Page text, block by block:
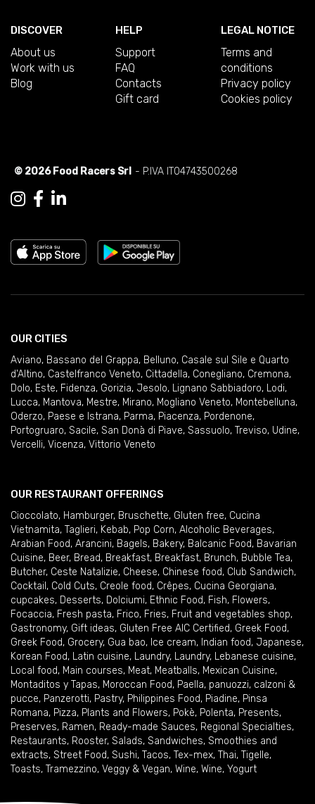
DISCOVER
About us
Work with us
Blog
HELP
Support
FAQ
Contacts
Gift card
LEGAL NOTICE
Terms and
conditions
Privacy policy
Cookies policy
© 2026 Food Racers Srl - P.IVA IT04743500268
OUR CITIES
Aviano, Bassano del Grappa, Belluno, Casale sul Sile e Quarto
d'Altino, Castelfranco Veneto, Cittadella, Conegliano, Cremona,
Dolo, Este, Fidenza, Gorizia, Jesolo, Lignano Sabbiadoro, Lodi,
Lucca, Mantova, Mestre, Mirano, Mogliano Veneto, Montebelluna,
Oderzo, Paese e Istrana, Parma, Piacenza, Pordenone,
Portogruaro, Sacile, San Donà di Piave, Sassuolo, Treviso, Udine,
Vercelli, Vicenza, Vittorio Veneto
OUR RESTAURANT OFFERINGS
Cioccolato, Hamburger, Bruschette, Gluten free, Cucina
Vietnamita, Taglieri, Kebab, Pop Corn, Alcoholic Beverages,
Arabian Food, Arancini, Bagels, Bakery, Balcanic Food, Bavarian
Cuisine, Beer, Bread, Breakfast, Breakfast, Brunch, Bubble Tea,
Butcher, Ceste Natalizie, Cheese, Chinese food, Club Sandwich,
Cocktail , Cold Cuts, Creole food, Crêpes, Cucina Georgiana,
cupcakes, Desserts, Dolciumi, Ethnic Food, Fish, Flowers,
Focaccia, Fresh pasta, Frico, Fries, Fruit and vegetables shop,
Gastronomy, Gift ideas, Gluten Free AIC Certified, Greek Food,
Greek Food, Grocery, Gua bao, Ice cream, Indian food, Japanese,
Korean Food, Latin cuisine, Laundry, Laundry, Lebanese cuisine,
Local food, Main courses, Meat, Meatballs, Mexican Cuisine,
Montaditos y Tapas, Moroccan Food, Paella, panuozzi, calzoni &
pucce, Panzerotti, Pastry, Philippines Food, Piadine, Pinsa
Romana, Pizza, Plants and Flowers, Pokè, Polenta, Presents,
Preserves, Ramen, Ready-made Sauces, Regional Specialties,
Restaurants, Rooster, Salads, Sandwiches, Smoothies and
extracts, Street Food, Sushi, Tacos, Tex-mex, Thai, Tigelle,
Toasts, Tramezzino, Veggy & Vegan, Wine, Wine, Yogurt